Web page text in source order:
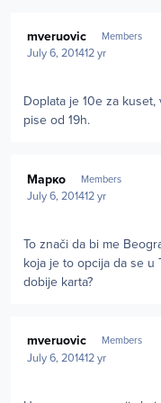
mveruovic Members
July 6, 201412 yr
Doplata je 10e za
pise od 19h.
Марко Members
July 6, 201412 yr
To znači da bi me
koja je to opcija da se u
dobije karta?
mveruovic Members
July 6, 201412 yr